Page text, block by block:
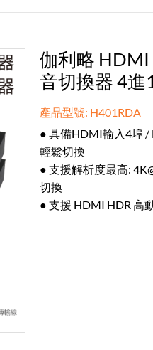
伽利略 HDMI
音切換器 4進
產品型號: H401RDA
● 具備HDMI輸入4埠
輕鬆切換
● 支援解析度最高:
切換
● 支援 HDMI HDR 高